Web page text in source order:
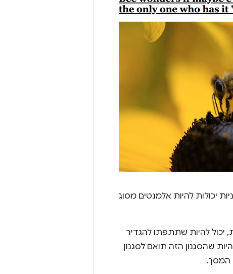
יכולות להיות אלמנטים מסוג
יכול להיות שתתפתו להגדיר
שהסגנון הזה תואם לסגנון
המסך.